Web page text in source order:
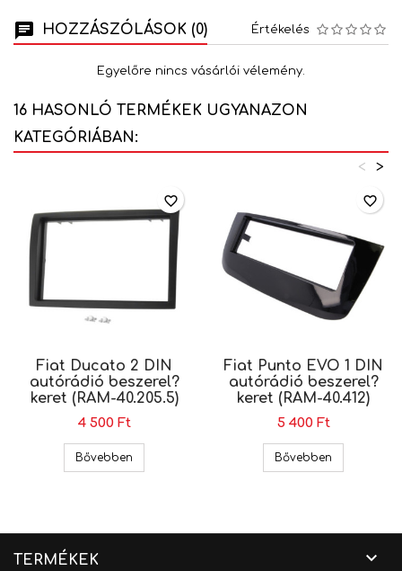
HOZZÁSZÓLÁSOK (0) Értékelés
Egyelőre nincs vásárlói vélemény.
16 HASONLÓ TERMÉKEK UGYANAZON
KATEGÓRIÁBAN:
>
<
Fiat Ducato 2 DIN
autórádió beszerel?
keret (RAM-40.205.5)
4 500 Ft
Bővebben Fiat Ducato 2 DIN autórádió beszerel? keret
favorite_border
Fiat Punto EVO 1 DIN
autórádió beszerel?
keret (RAM-40.412)
5 400 Ft
Bővebben
favorite_border
TERMÉKEK 